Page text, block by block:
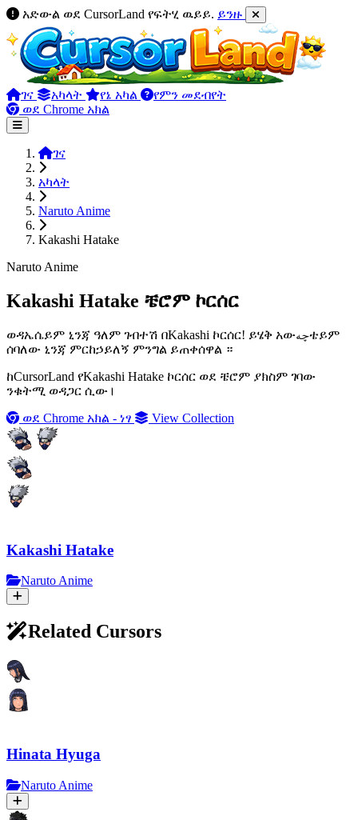
አድውል ወደ CursorLand የፍትሂ ዉይይ. ይንዙ
ገና አካላት የኔ አካል
የምን መደብየት
ወደ Chrome አክል
ገና
አካላት
Naruto Anime
Kakashi Hatake
Naruto Anime
Kakashi Hatake ቼሮም ኮርሰር
ወዳኤሴይም ኒንጃ ዓለም ገብተሽ በKakashi ኮርሰር! ይሄቅ አውچهቴይም
ሰባለው ኒንጃ ምርከኃይለኝ ምንግል ይጠቀሰዋል ።
ከCursorLand የKakashi Hatake ኮርሰር ወደ ቼሮም ያክስም ገባው
ንቁትሚ ወዳጋር ሲው।
ወደ Chrome አክል - ነፃ
View Collection
Kakashi Hatake
Naruto Anime
Related Cursors
Hinata Hyuga
Naruto Anime